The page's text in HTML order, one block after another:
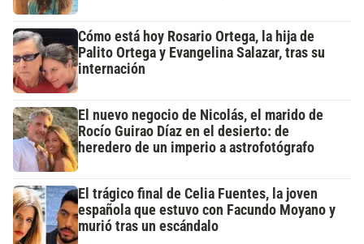
Cómo está hoy Rosario Ortega, la hija de
Palito Ortega y Evangelina Salazar, tras su
internación
El nuevo negocio de Nicolás, el marido de
Rocío Guirao Díaz en el desierto: de
heredero de un imperio a astrofotógrafo
El trágico final de Celia Fuentes, la joven
española que estuvo con Facundo Moyano y
murió tras un escándalo